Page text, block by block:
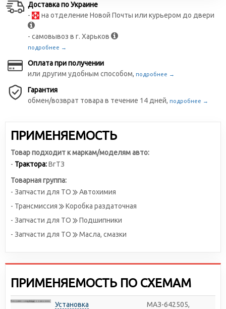
Доставка по Украине
-
на отделение Новой Почты или курьером до двери
- самовывоз в г. Харьков
подробнее →
Оплата при получении
или другим удобным способом, подробнее →
Гарантия
обмен/возврат товара в течение 14 дней, подробнее →
ПРИМЕНЯЕМОСТЬ
Товар подходит к маркам/моделям авто:
- Трактора:ВгТЗ
Товарная группа:
- Запчасти для ТО
Автохимия
- Трансмиссия
Коробка раздаточная
- Запчасти для ТО
Подшипники
- Запчасти для ТО
Масла, смазки
ПРИМЕНЯЕМОСТЬ ПО СХЕМАМ
Установка
МАЗ-642505,